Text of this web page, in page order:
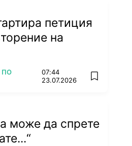
петиция
на
ПО
07:44
23.07.2026
add
може да спрете